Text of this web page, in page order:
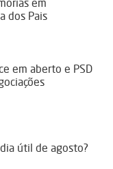
em
dos Pais
em aberto e PSD
útil de agosto?